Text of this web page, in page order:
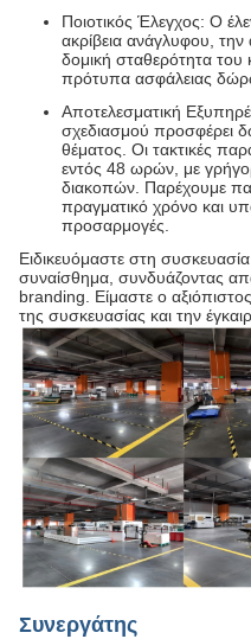
Ποιοτικός Έλεγχος: Ο
ακρίβεια ανάγλυφου, την
δομική σταθερότητα
πρότυπα ασφάλειας
Αποτελεσματική
σχεδιασμού προσφέρει
θέματος. Οι τακτικές
εντός 48 ωρών, με
διακοπών. Παρέχουμε
πραγματικό χρόνο και
προσαρμογές.
Ειδικευόμαστε στη
συναίσθημα, συνδυάζοντας
branding. Είμαστε ο
της συσκευασίας και την
Συνεργάτης